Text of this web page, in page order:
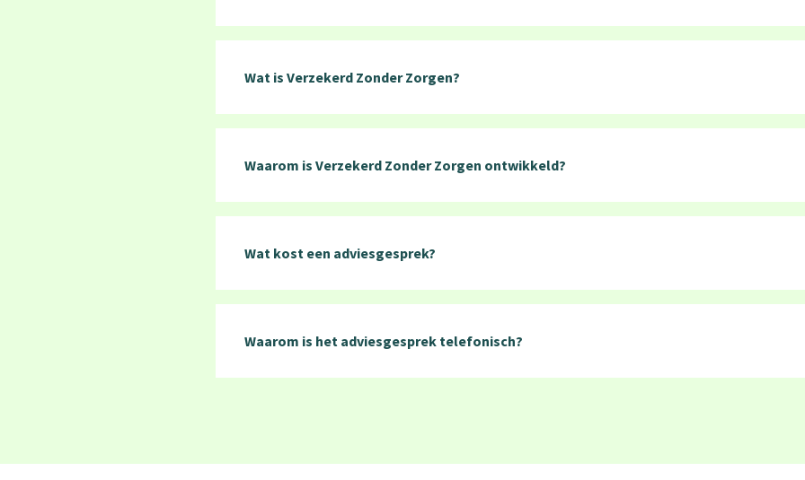
Wat is Verzekerd Zonder Zorgen?
Waarom is Verzekerd Zonder Zorgen ontwikkeld?
Wat kost een adviesgesprek?
Waarom is het adviesgesprek telefonisch?